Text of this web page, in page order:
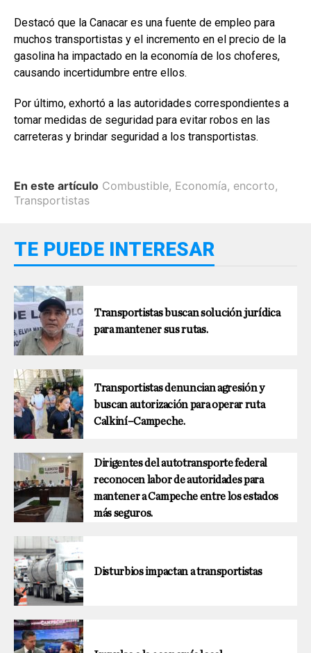
Destacó que la Canacar es una fuente de empleo para
muchos transportistas y el incremento en el precio de la
gasolina ha impactado en la economía de los choferes,
causando incertidumbre entre ellos.
Por último, exhortó a las autoridades correspondientes a
tomar medidas de seguridad para evitar robos en las
carreteras y brindar seguridad a los transportistas.
En este artículo Combustible, Economía, encorto,
Transportistas
TE PUEDE INTERESAR
Transportistas buscan solución jurídica
para mantener sus rutas.
Transportistas denuncian agresión y
buscan autorización para operar ruta
Calkiní–Campeche.
Dirigentes del autotransporte federal
reconocen labor de autoridades para
mantener a Campeche entre los estados
más seguros.
Disturbios impactan a transportistas